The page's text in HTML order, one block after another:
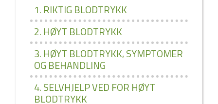
1. RIKTIG BLODTRYKK
2. HØYT BLODTRYKK
3. HØYT BLODTRYKK, SYMPTOMER
OG BEHANDLING
4. SELVHJELP VED FOR HØYT
BLODTRYKK